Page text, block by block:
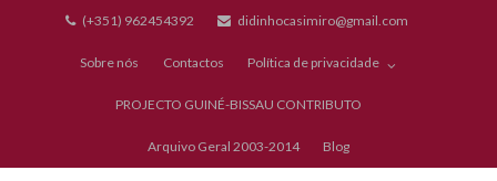
(+351) 962454392 didinhocasimiro@gmail.com
Sobre nós Contactos Política de privacidade
PROJECTO GUINÉ-BISSAU CONTRIBUTO
Arquivo Geral 2003-2014 Blog